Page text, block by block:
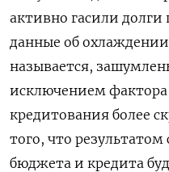
активно гасили
данные об
называется,
исключением
кредитования более
того, что
бюджета и кредита